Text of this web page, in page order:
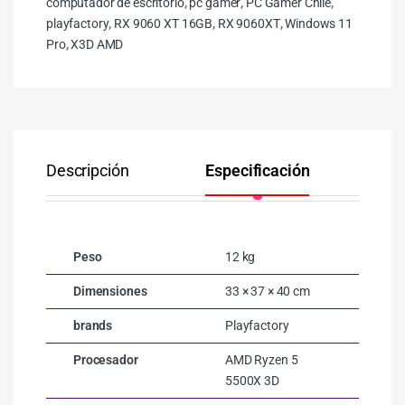
playfactory, RX 9060 XT 16GB, RX 9060XT,Windows 11
Pro,X3D AMD
Descripción Especificación
Peso 12 kg
Dimensiones 33 × 37 × 40 cm
brands Playfactory
Procesador
AMD Ryzen 5
5500X 3D